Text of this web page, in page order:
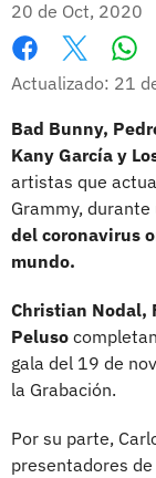
20 de Oct, 2020
Facebook
X
Actualizado: 21
Bad Bunny,
Kany García y
artistas que
Grammy, durante
del coronavirus
mundo.
Christian Nodal,
Peluso
gala del 19 de
la Grabación.
Por su parte,
presentadores de